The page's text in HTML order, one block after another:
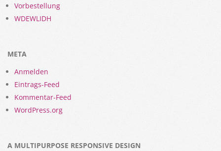
Vorbestellung
WDEWLIDH
META
Anmelden
Eintrags-Feed
Kommentar-Feed
WordPress.org
A MULTIPURPOSE RESPONSIVE DESIGN